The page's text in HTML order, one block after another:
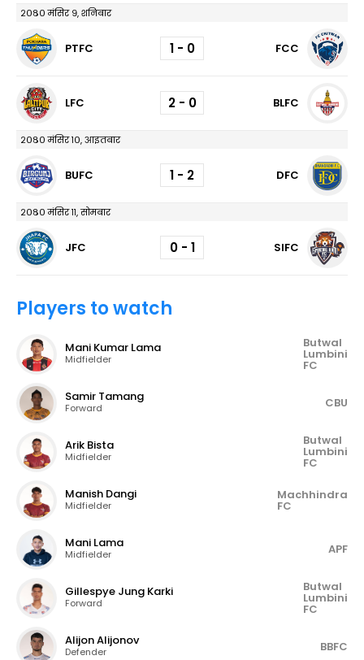
२०८० मंसिर ९, शनिबार
PTFC 1 - 0 FCC
LFC 2 - 0 BLFC
२०८० मंसिर १०, आइतबार
BUFC 1 - 2 DFC
२०८० मंसिर ११, सोमबार
JFC 0 - 1 SIFC
Players to watch
Mani Kumar Lama
Midfielder
Butwal
Lumbini
FC
Samir Tamang
Forward CBU
Arik Bista
Midfielder
Butwal
Lumbini
FC
Manish Dangi
Midfielder
Machhindra
FC
Mani Lama
Midfielder APF
Gillespye Jung Karki
Forward
Butwal
Lumbini
FC
Alijon Alijonov
Defender BBFC